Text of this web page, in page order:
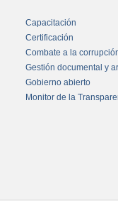
Capacitación
Certificación
Combate a la
Gestión documental y
Gobierno abierto
Monitor de la